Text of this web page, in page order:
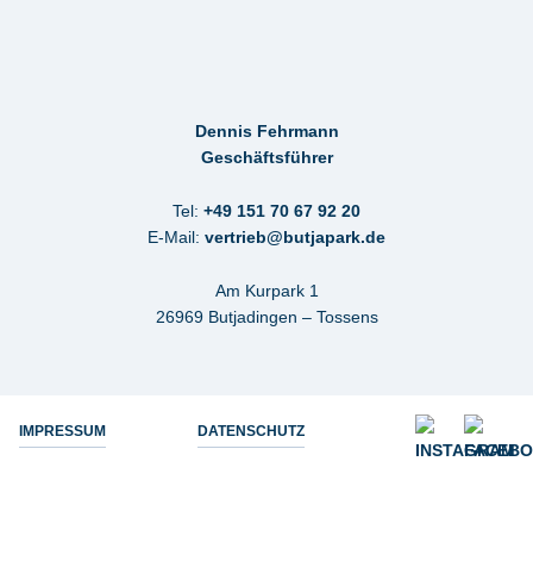
Dennis Fehrmann
Geschäftsführer
Tel: +49 151 70 67 92 20
E-Mail: vertrieb@butjapark.de
Am Kurpark 1
26969 Butjadingen – Tossens
IMPRESSUM DATENSCHUTZ